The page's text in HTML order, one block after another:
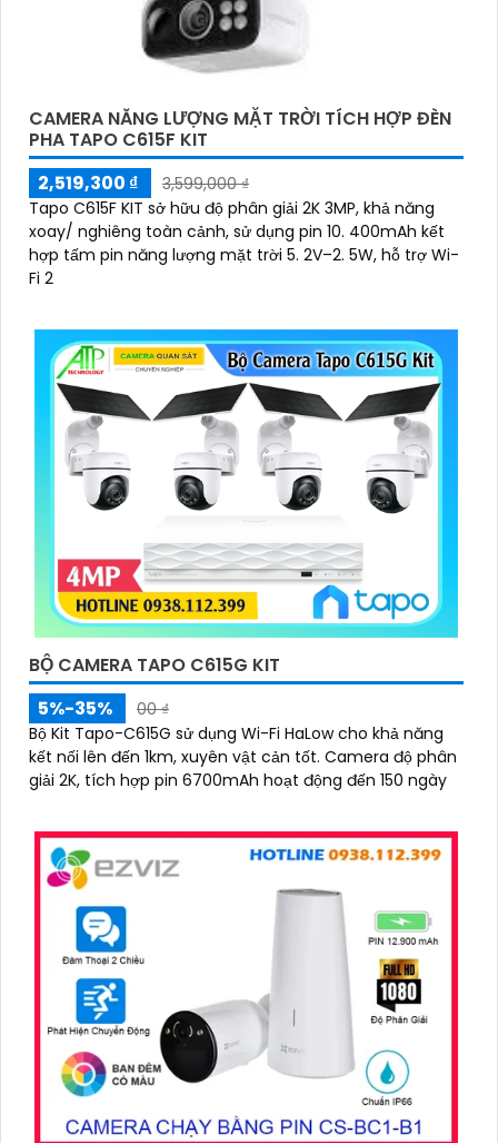
CAMERA NĂNG LƯỢNG MẶT TRỜI TÍCH HỢP ĐÈN
PHA TAPO C615F KIT
2,519,300 ₫
3,599,000 ₫
Tapo C615F KIT sở hữu độ phân giải 2K 3MP, khả năng
xoay/ nghiêng toàn cảnh, sử dụng pin 10. 400mAh kết
hợp tấm pin năng lượng mặt trời 5. 2V–2. 5W, hỗ trợ Wi-
Fi 2
BỘ CAMERA TAPO C615G KIT
5%-35%
00 ₫
Bộ Kit Tapo-C615G sử dụng Wi-Fi HaLow cho khả năng
kết nối lên đến 1km, xuyên vật cản tốt. Camera độ phân
giải 2K, tích hợp pin 6700mAh hoạt động đến 150 ngày